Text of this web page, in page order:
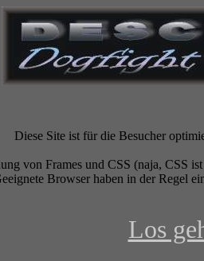
Diese Site ist für die Besucher
von Frames und CSS (naja, CSS
Browser haben in der Regel
Los